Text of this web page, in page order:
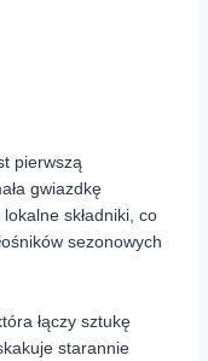
pierwszą
gwiazdkę
składniki, co
sezonowych
łączy sztukę
starannie